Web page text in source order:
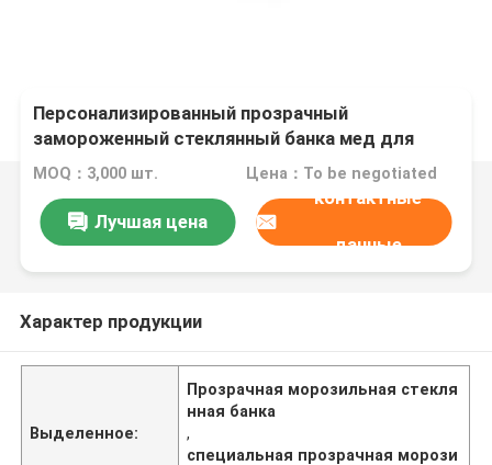
Персонализированный прозрачный
замороженный стеклянный банка мед для
джема мед
MOQ：3,000 шт. Цена：To be negotiated
Лучшая цена
контактные
данные
Характер продукции
Выделенное:
Прозрачная морозильная стекля
нная банка
,
специальная прозрачная морози